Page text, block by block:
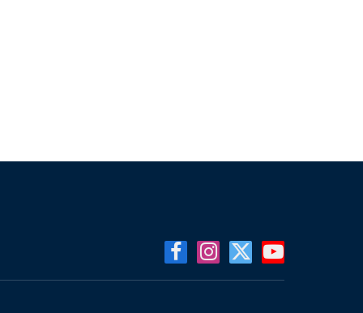
FacebookInstagram
X
(Twitter)
YouTube